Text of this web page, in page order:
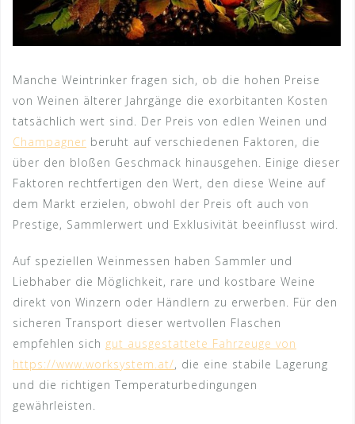
Manche Weintrinker fragen sich, ob die hohen Preise
von Weinen älterer Jahrgänge die exorbitanten Kosten
tatsächlich wert sind. Der Preis von edlen Weinen und
Champagner beruht auf verschiedenen Faktoren, die
über den bloßen Geschmack hinausgehen. Einige dieser
Faktoren rechtfertigen den Wert, den diese Weine auf
dem Markt erzielen, obwohl der Preis oft auch von
Prestige, Sammlerwert und Exklusivität beeinflusst wird.
Auf speziellen Weinmessen haben Sammler und
Liebhaber die Möglichkeit, rare und kostbare Weine
direkt von Winzern oder Händlern zu erwerben. Für den
sicheren Transport dieser wertvollen Flaschen
empfehlen sich gut ausgestattete Fahrzeuge von
https://www.worksystem.at/, die eine stabile Lagerung
und die richtigen Temperaturbedingungen
gewährleisten.